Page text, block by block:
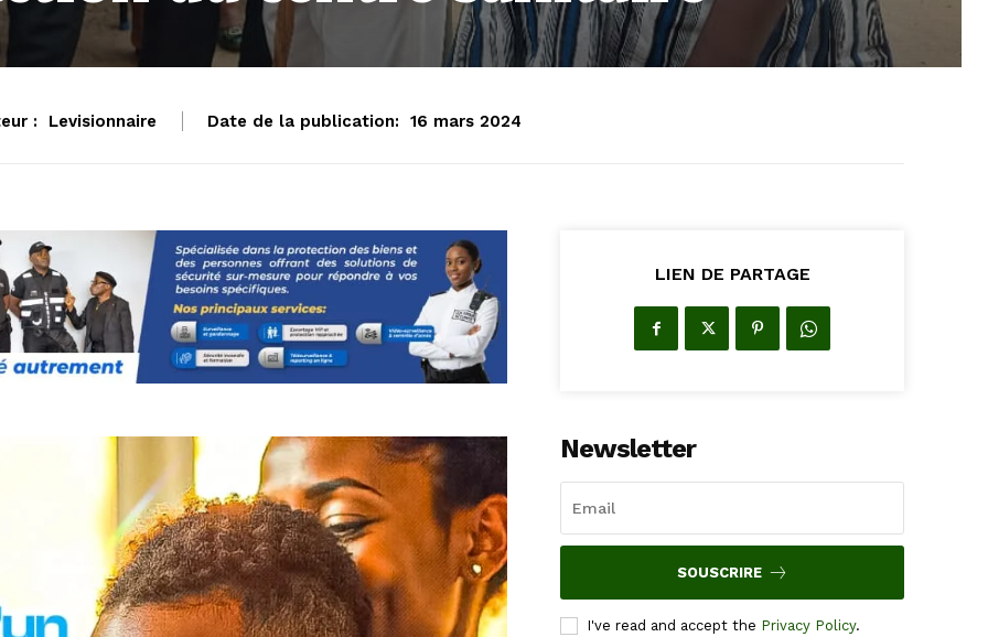
: Levisionnaire Date de la publication: 16 mars 2024
LIEN DE PARTAGE
Newsletter
SOUSCRIRE
I've read and accept the Privacy Policy.